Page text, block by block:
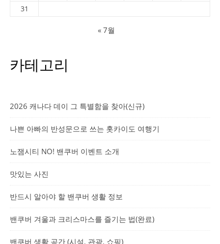
31
« 7월
카테고리
2026 캐나다 데이 그 특별함을 찾아(신규)
나쁜 아빠의 반성문으로 쓰는 홋카이도 여행기
노잼시티 NO! 밴쿠버 이벤트 소개
맛있는 사진
반드시 알아야 할 밴쿠버 생활 정보
밴쿠버 겨울과 크리스마스를 즐기는 법(완료)
밴쿠버 생활 공간 (시설, 관광, 쇼핑)